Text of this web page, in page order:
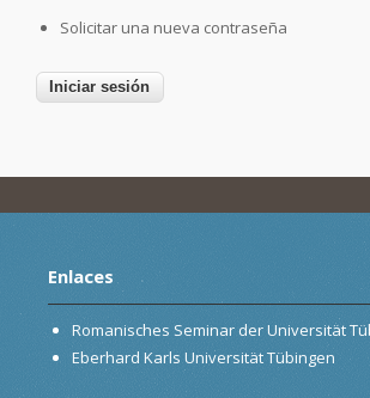
Solicitar una nueva contraseña
Enlaces
Romanisches Seminar der Universität
Eberhard Karls Universität Tübingen